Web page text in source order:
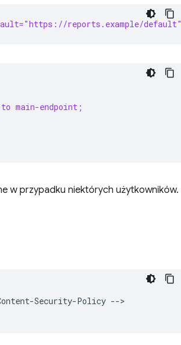
reports.example/default"
main-endpoint;
w przypadku niektórych użytkowników.
Security-Policy -->